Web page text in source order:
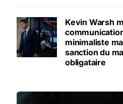
Kevin Warsh
minimaliste
sanction du
obligataire